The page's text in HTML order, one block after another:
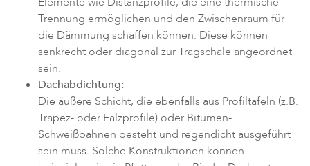
Trennung ermöglichen und den Zwischenraum für
die Dämmung schaffen können. Diese können
senkrecht oder diagonal zur Tragschale angeordnet
sein.
Dachabdichtung:
Die äußere Schicht, die ebenfalls aus Profiltafeln (z.B.
Trapez- oder Falzprofile) oder Bitumen-
Schweißbahnen besteht und regendicht ausgeführt
sein muss. Solche Konstruktionen können